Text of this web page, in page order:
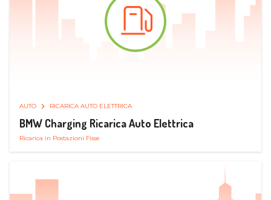
AUTO RICARICA AUTO ELETTRICA
BMW Charging Ricarica Auto Elettrica
Ricarica in Postazioni Fisse